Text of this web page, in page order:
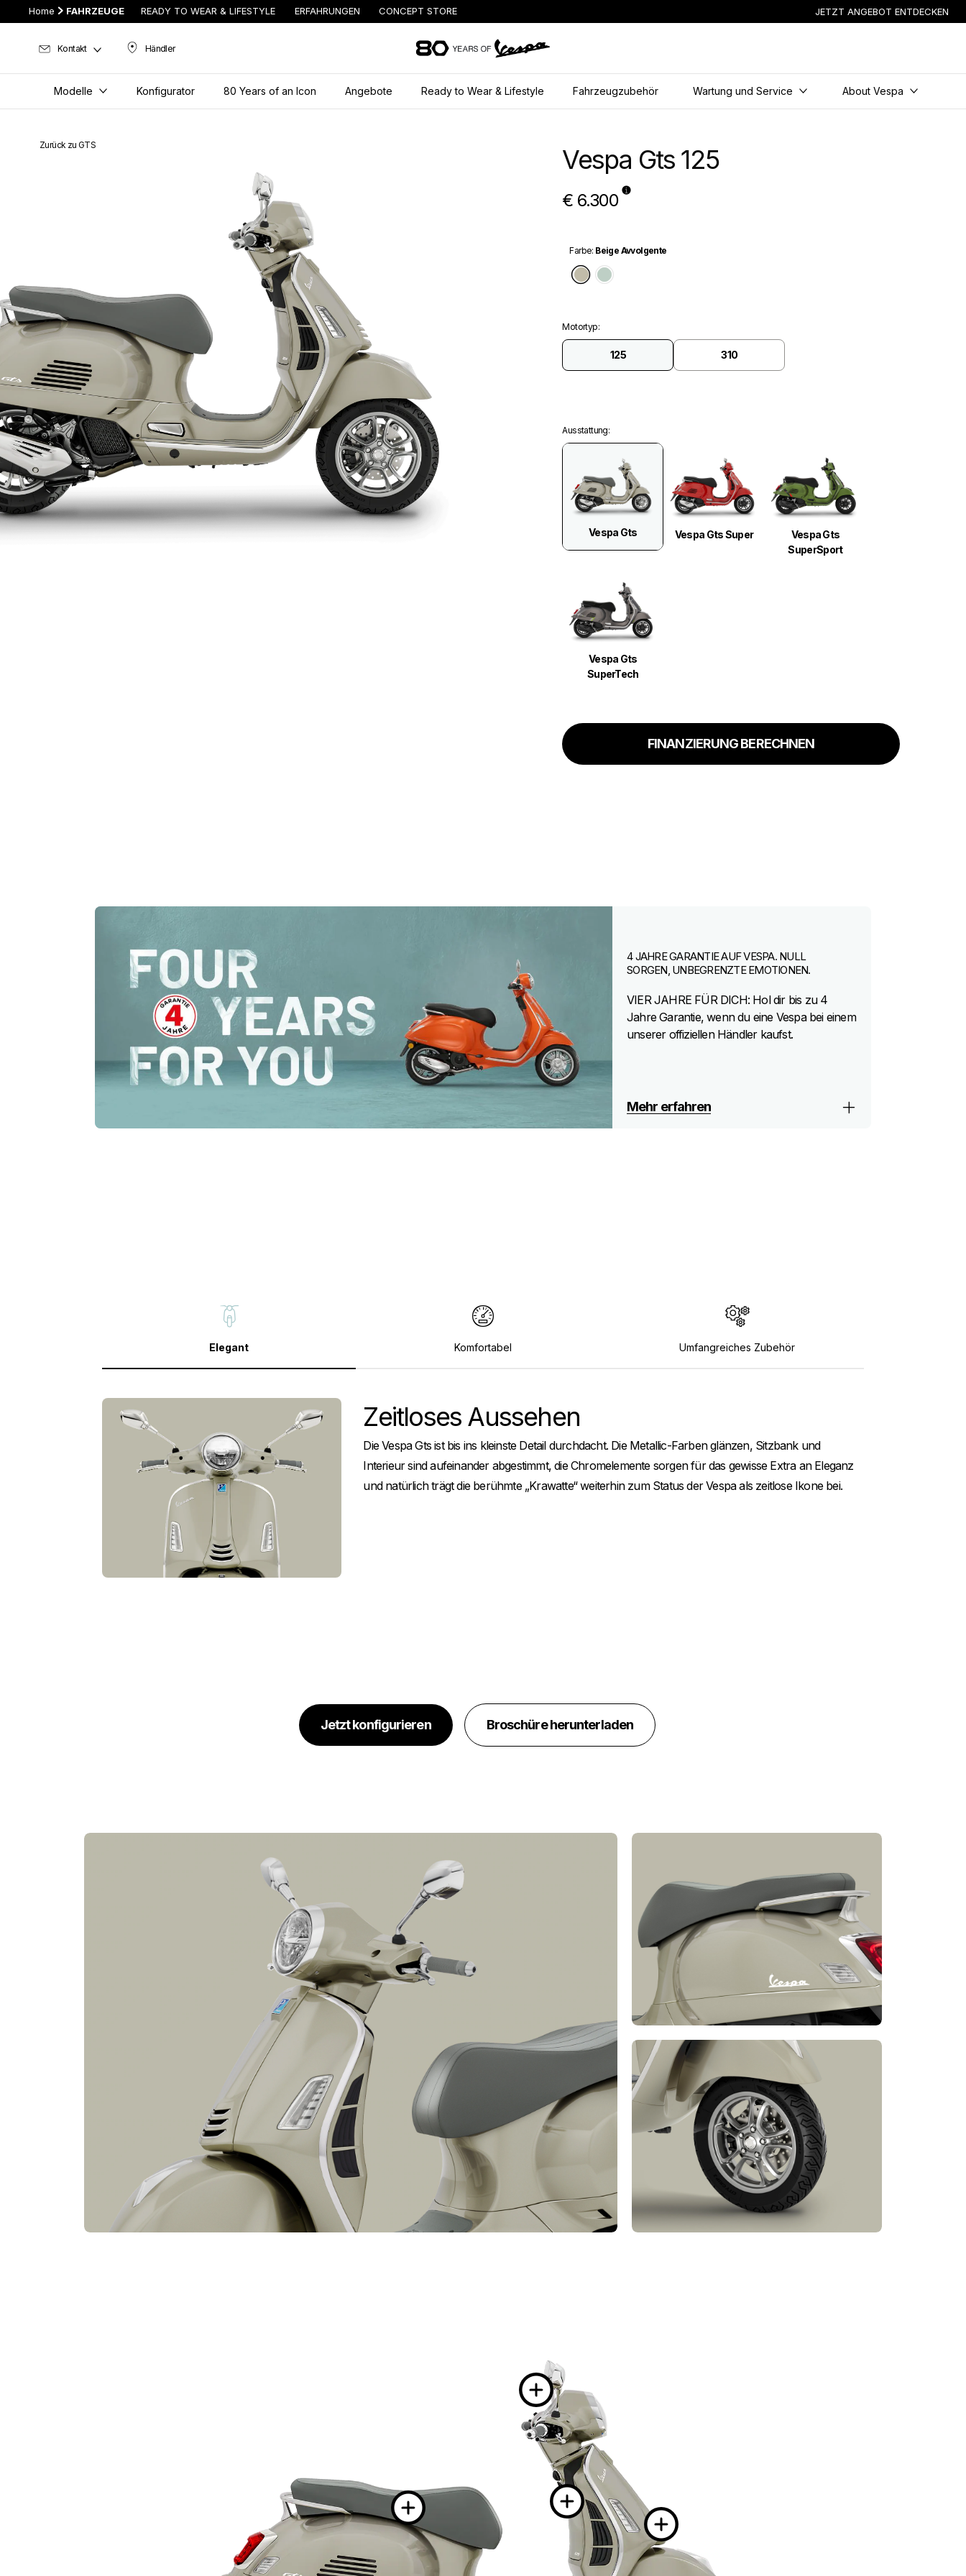
Home FAHRZEUGE READY TO WEAR & LIFESTYLE ERFAHRUNGEN CONCEPT STORE JETZT ANGEBOT ENTDECKEN
Händler
Händler
Kontakt
Modelle Konfigurator 80 Years of an Icon Angebote Ready to Wear & Lifestyle Fahrzeugzubehör Wartung und Service About Vespa
Zurück zu GTS Vespa Gts 125
€ 6.300
Farbe: Beige Avvolgente
Beige Avvolgente
Grün Amabile
Motortyp:
125 310
Ausstattung:
Vespa Gts Vespa Gts Super
Vespa Gts
SuperSport
Vespa Gts
SuperTech
FINANZIERUNG BERECHNEN
4 JAHRE GARANTIE AUF VESPA. NULL
SORGEN, UNBEGRENZTE EMOTIONEN.
VIER JAHRE FÜR DICH: Hol dir bis zu 4
Jahre Garantie, wenn du eine Vespa bei einem
unserer offiziellen Händler kaufst.
Mehr erfahren
Elegant Komfortabel Umfangreiches Zubehör
Zeitloses Aussehen
Die Vespa Gts ist bis ins kleinste Detail durchdacht. Die Metallic-Farben glänzen, Sitzbank und
Interieur sind aufeinander abgestimmt, die Chromelemente sorgen für das gewisse Extra an Eleganz
und natürlich trägt die berühmte „Krawatte“ weiterhin zum Status der Vespa als zeitlose Ikone bei.
Jetzt konfigurieren Broschüre herunterladen
More info on
More info on
More info onMore info on